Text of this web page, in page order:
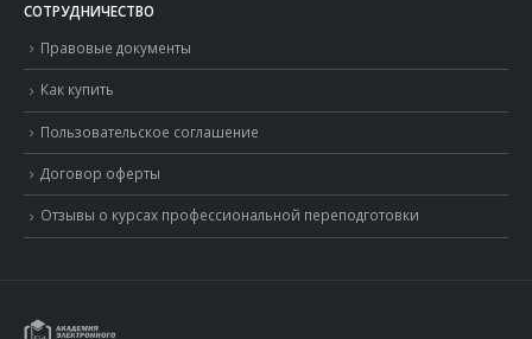
СОТРУДНИЧЕСТВО
Правовые документы
Как купить
Пользовательское соглашение
Договор оферты
Отзывы о курсах профессиональной переподготовки